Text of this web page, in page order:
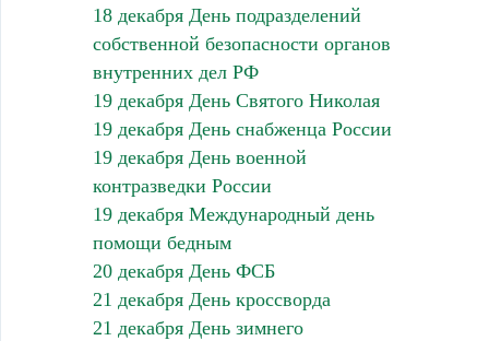
18 декабря День подразделений
собственной безопасности органов
внутренних дел РФ
19 декабря День Святого Николая
19 декабря День снабженца России
19 декабря День военной
контразведки России
19 декабря Международный день
помощи бедным
20 декабря День ФСБ
21 декабря День кроссворда
21 декабря День зимнего